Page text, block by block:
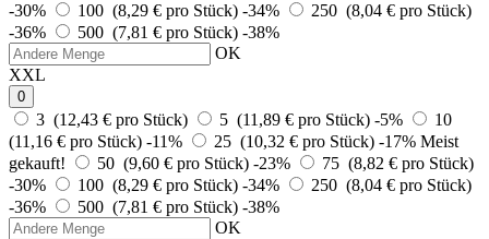
-30%
100 (8,29 € pro Stück) -34%
250 (8,04 € pro Stück)
-36%
500 (7,81 € pro Stück) -38%
OK
XXL
0
3 (12,43 € pro Stück) 5 (11,89 € pro Stück) -5%
10
(11,16 € pro Stück) -11% 25 (10,32 € pro Stück) -17% Meist
gekauft!
50 (9,60 € pro Stück) -23%
75 (8,82 € pro Stück)
-30%
100 (8,29 € pro Stück) -34%
250 (8,04 € pro Stück)
-36%
500 (7,81 € pro Stück) -38%
OK